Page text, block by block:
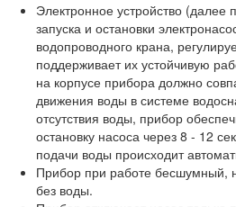
Электронное устройство (далее
запуска и остановки
водопроводного крана,
поддерживает их устойчивую
на корпусе прибора должно
движения воды в системе
отсутствия воды, прибор
остановку насоса через 8 - 12
подачи воды происходит
Прибор при работе бесшумный,
без воды.